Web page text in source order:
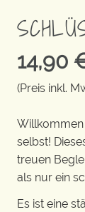
14,90
(Preis inkl.
Willkommen
selbst!
treuen
als nur ein
Es ist eine